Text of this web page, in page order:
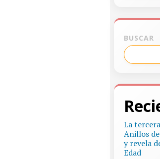
BUSCAR
La
Anillos
y revela
Edad